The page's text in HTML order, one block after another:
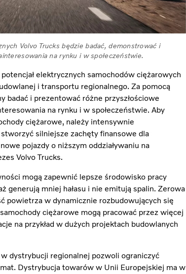
Volvo Trucks będzie badać, demonstrować i
na rynku i w społeczeństwie.
elektrycznych samochodów ciężarowych
i transportu regionalnego. Za pomocą
badać i prezentować różne przyszłościowe
na rynku i w społeczeństwie. Aby
ciężarowe, należy intensywnie
silniejsze zachęty finansowe dla
pojazdy o niższym oddziaływaniu na
Volvo Trucks.
mogą zapewnić lepsze środowisko pracy
generują mniej hałasu i nie emitują spalin. Zerowa
powietrza w dynamicznie rozbudowujących się
ciężarowe mogą pracować przez więcej
na przykład w dużych projektach budowlanych
dystrybucji regionalnej pozwoli ograniczyć
Dystrybucja towarów w Unii Europejskiej ma w